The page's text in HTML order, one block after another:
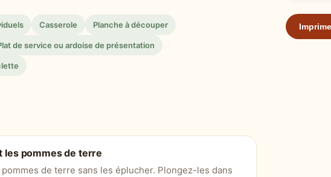
Casserole Planche à découper
de service ou ardoise de présentation
les pommes de terre
de terre sans les éplucher. Plongez-les dans